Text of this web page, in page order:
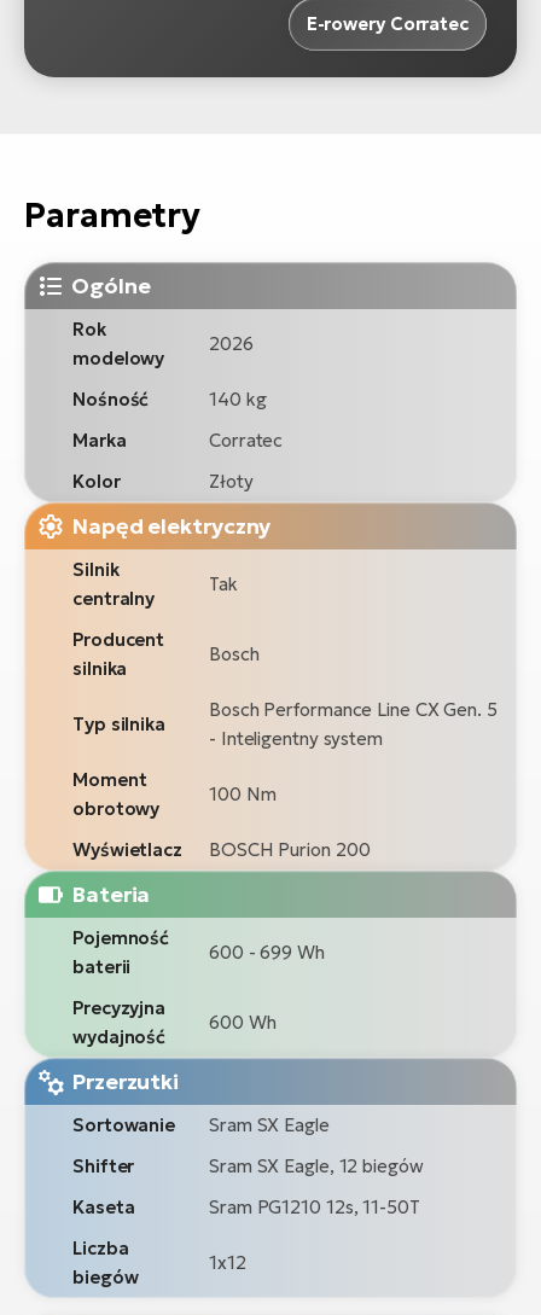
E-rowery Corratec
Parametry
Ogólne
Rok
modelowy
2026
Nośność
140 kg
Marka
Corratec
Kolor
Złoty
Napęd elektryczny
Silnik
centralny
Tak
Producent
silnika
Bosch
Typ silnika
Bosch Performance Line CX Gen. 5
- Inteligentny system
Moment
obrotowy
100 Nm
Wyświetlacz BOSCH Purion 200
Bateria
Pojemność
baterii
600 - 699 Wh
Precyzyjna
wydajność
600 Wh
Przerzutki
Sortowanie
Sram SX Eagle
Shifter
Sram SX Eagle, 12 biegów
Kaseta
Sram PG1210 12s, 11-50T
Liczba
biegów
1x12